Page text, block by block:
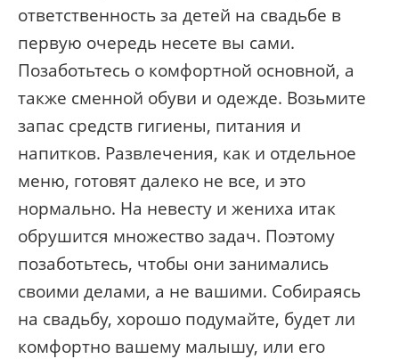
ответственность за детей на свадьбе в
первую очередь несете вы сами.
Позаботьтесь о комфортной основной, а
также сменной обуви и одежде. Возьмите
запас средств гигиены, питания и
напитков. Развлечения, как и отдельное
меню, готовят далеко не все, и это
нормально. На невесту и жениха итак
обрушится множество задач. Поэтому
позаботьтесь, чтобы они занимались
своими делами, а не вашими. Собираясь
на свадьбу, хорошо подумайте, будет ли
комфортно вашему малышу, или его